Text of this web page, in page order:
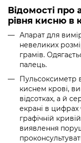
Відомості про
рівня кисню в
Апарат для
невеликих
грамів.
палець.
Пульсоксиметр
киснем крові,
відсотках, а й
екрані в цифрах
графічній
виявлення